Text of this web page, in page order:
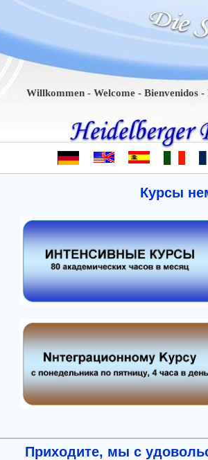
Willkommen - Welcome - Bienvenidos -
Курсы
Приходите, мы с